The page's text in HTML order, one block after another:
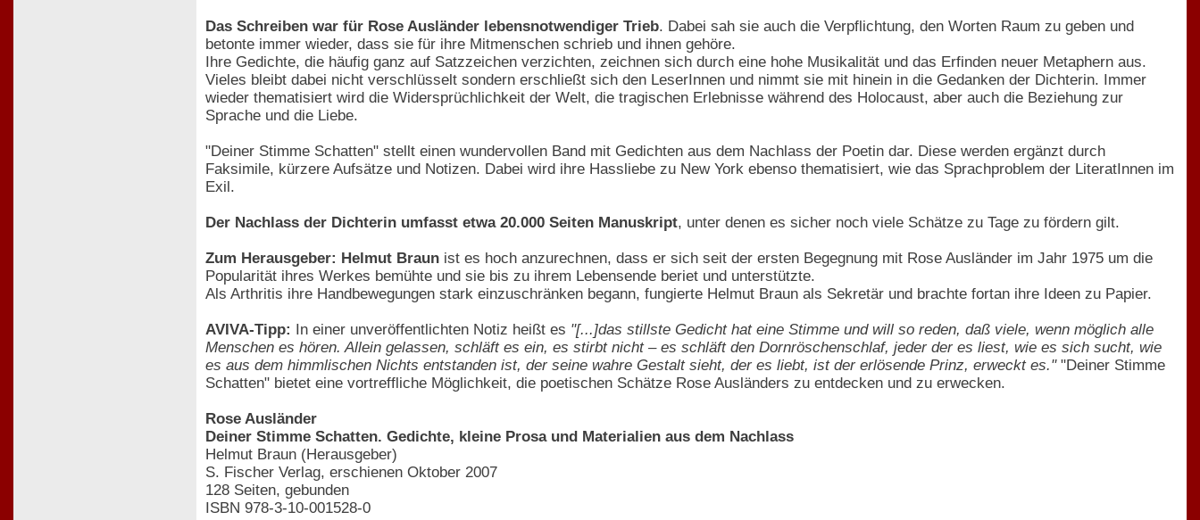
Das Schreiben war für Rose Ausländer lebensnotwendiger Trieb. Dabei sah sie auch die Verpflichtung, den Worten Raum zu geben und
betonte immer wieder, dass sie für ihre Mitmenschen schrieb und ihnen gehöre.
Ihre Gedichte, die häufig ganz auf Satzzeichen verzichten, zeichnen sich durch eine hohe Musikalität und das Erfinden neuer Metaphern aus.
Vieles bleibt dabei nicht verschlüsselt sondern erschließt sich den LeserInnen und nimmt sie mit hinein in die Gedanken der Dichterin. Immer
wieder thematisiert wird die Widersprüchlichkeit der Welt, die tragischen Erlebnisse während des Holocaust, aber auch die Beziehung zur
Sprache und die Liebe.
"Deiner Stimme Schatten" stellt einen wundervollen Band mit Gedichten aus dem Nachlass der Poetin dar. Diese werden ergänzt durch
Faksimile, kürzere Aufsätze und Notizen. Dabei wird ihre Hassliebe zu New York ebenso thematisiert, wie das Sprachproblem der LiteratInnen im
Exil.
Der Nachlass der Dichterin umfasst etwa 20.000 Seiten Manuskript, unter denen es sicher noch viele Schätze zu Tage zu fördern gilt.
Zum Herausgeber: Helmut Braun ist es hoch anzurechnen, dass er sich seit der ersten Begegnung mit Rose Ausländer im Jahr 1975 um die
Popularität ihres Werkes bemühte und sie bis zu ihrem Lebensende beriet und unterstützte.
Als Arthritis ihre Handbewegungen stark einzuschränken begann, fungierte Helmut Braun als Sekretär und brachte fortan ihre Ideen zu Papier.
AVIVA-Tipp: In einer unveröffentlichten Notiz heißt es "[...]das stillste Gedicht hat eine Stimme und will so reden, daß viele, wenn möglich alle
Menschen es hören. Allein gelassen, schläft es ein, es stirbt nicht – es schläft den Dornröschenschlaf, jeder der es liest, wie es sich sucht, wie
es aus dem himmlischen Nichts entstanden ist, der seine wahre Gestalt sieht, der es liebt, ist der erlösende Prinz, erweckt es.""Deiner Stimme
Schatten" bietet eine vortreffliche Möglichkeit, die poetischen Schätze Rose Ausländers zu entdecken und zu erwecken.
Rose Ausländer
Deiner Stimme Schatten. Gedichte, kleine Prosa und Materialien aus dem Nachlass
Helmut Braun (Herausgeber)
S. Fischer Verlag, erschienen Oktober 2007
128 Seiten, gebunden
ISBN 978-3-10-001528-0